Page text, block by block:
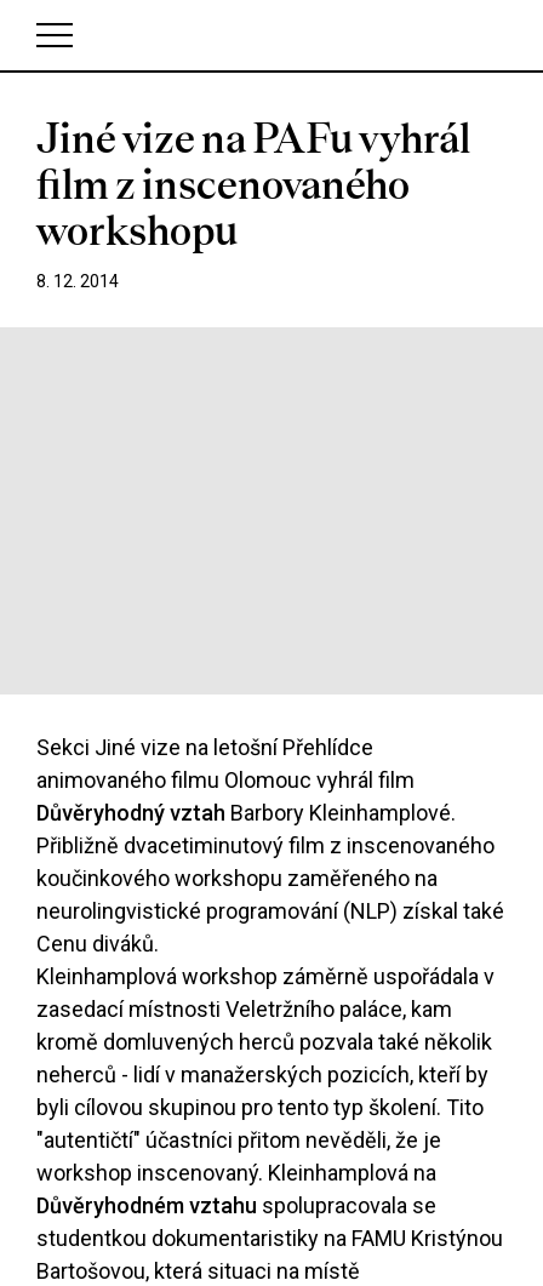
V košíku zatím nemáte žádné položky.
Jiné vize na PAFu vyhrál
film z inscenovaného
workshopu
8. 12. 2014
Sekci Jiné vize na letošní Přehlídce
animovaného filmu Olomouc vyhrál film
Důvěryhodný vztah Barbory Kleinhamplové.
Přibližně dvacetiminutový film z inscenovaného
koučinkového workshopu zaměřeného na
neurolingvistické programování (NLP) získal také
Cenu diváků.
Kleinhamplová workshop záměrně uspořádala v
zasedací místnosti Veletržního paláce, kam
kromě domluvených herců pozvala také několik
neherců - lidí v manažerských pozicích, kteří by
byli cílovou skupinou pro tento typ školení. Tito
"autentičtí" účastníci přitom nevěděli, že je
workshop inscenovaný. Kleinhamplová na
Důvěryhodném vztahu spolupracovala se
studentkou dokumentaristiky na FAMU Kristýnou
Bartošovou, která situaci na místě